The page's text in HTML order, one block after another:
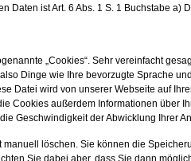
ist Art. 6 Abs. 1 S. 1 Buchstabe a)
„Cookies“. Sehr vereinfacht
Dinge wie Ihre bevorzugte Sprache
Datei wird von unserer Webseite auf
Cookies außerdem Informationen über
Geschwindigkeit der Abwicklung Ihrer
löschen. Sie können die
Sie dabei aber, dass Sie dann